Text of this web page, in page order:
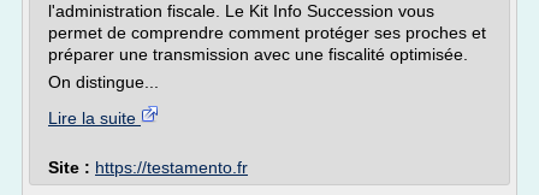
l'administration fiscale. Le Kit Info Succession vous
permet de comprendre comment protéger ses proches et
préparer une transmission avec une fiscalité optimisée.
On distingue...
Lire la suite
Site : https://testamento.fr